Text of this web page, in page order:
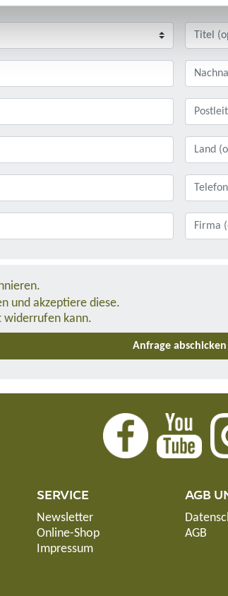
und akzeptiere diese.
widerrufen kann.
SERVICE
Newsletter
Online-Shop
Impressum
AGB
AGB